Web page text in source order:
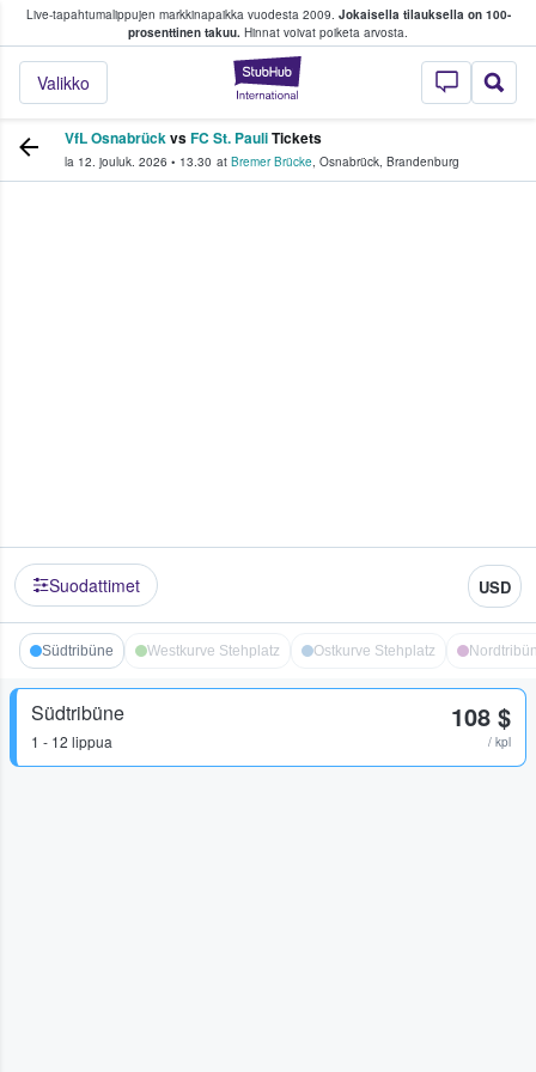
Live-tapahtumalippujen markkinapaikka vuodesta 2009. Jokaisella tilauksella on 100-
prosenttinen takuu. Hinnat voivat poiketa arvosta.
StubHub -
Valikko
fanit ostavat ja myyvät lippuja
VfL OsnabrückvsFC St. PauliTickets
la 12. jouluk. 2026 • 13.30 at Bremer Brücke, Osnabrück, Brandenburg
Suodattimet USD
Südtribüne Westkurve Stehplatz Ostkurve Stehplatz
Südtribüne
1 - 12 lippua
108 $
/ kpl